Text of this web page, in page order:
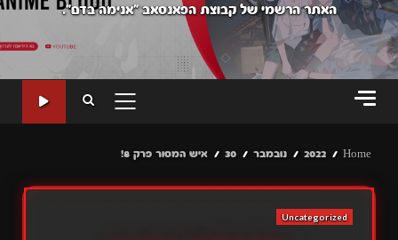
האתר הרשמי של קבוצת הפאנסאב "אנימה בדם".
PRIMARY
Home
2022 נובמבר 30 איש המסור פרק 8!
Uncategorized